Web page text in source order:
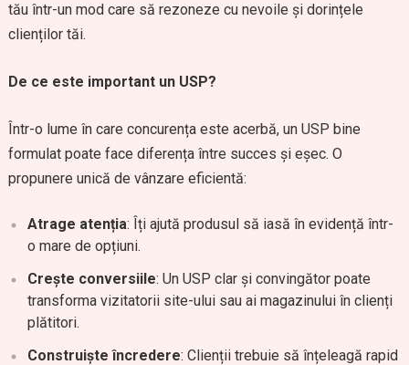
tău într-un mod care să rezoneze cu nevoile și dorințele
clienților tăi.
De ce este important un USP?
Într-o lume în care concurența este acerbă, un USP bine
formulat poate face diferența între succes și eșec. O
propunere unică de vânzare eficientă:
Atrage atenția: Îți ajută produsul să iasă în evidență într-
o mare de opțiuni.
Crește conversiile: Un USP clar și convingător poate
transforma vizitatorii site-ului sau ai magazinului în clienți
plătitori.
Construiște încredere: Clienții trebuie să înțeleagă rapid